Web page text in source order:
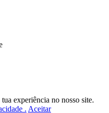
experiência no nosso site.
. Aceitar